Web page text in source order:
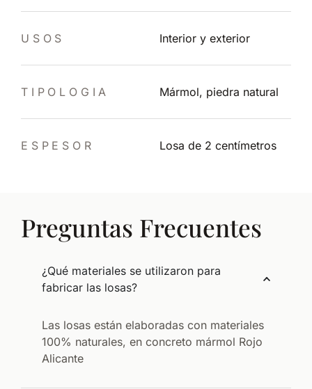
USOS Interior y exterior
TIPOLOGIA Mármol, piedra natural
ESPESOR Losa de 2 centímetros
Preguntas Frecuentes
¿Qué materiales se utilizaron para
fabricar las losas?
Las losas están elaboradas con materiales
100% naturales, en concreto mármol Rojo
Alicante